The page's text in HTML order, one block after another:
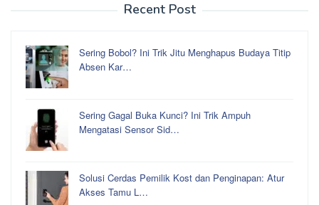
Recent Post
Sering Bobol? Ini Trik Jitu Menghapus Budaya Titip
Absen Kar…
Sering Gagal Buka Kunci? Ini Trik Ampuh
Mengatasi Sensor Sid…
Solusi Cerdas Pemilik Kost dan Penginapan: Atur
Akses Tamu L…